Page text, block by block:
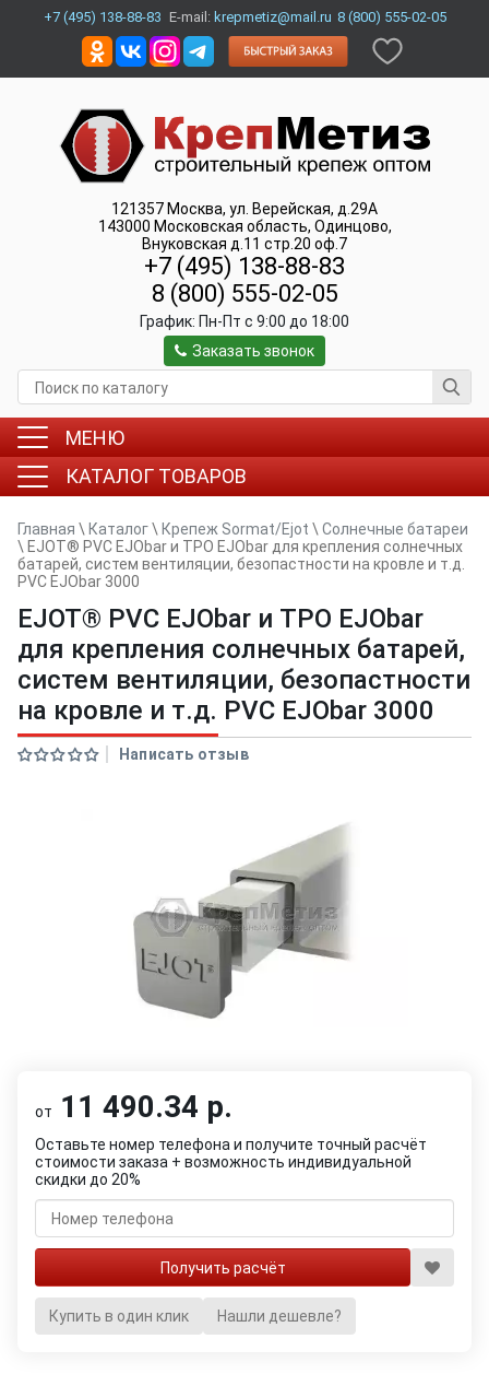
+7 (495) 138-88-83 E-mail: krepmetiz@mail.ru 8 (800) 555-02-05
121357 Москва, ул. Верейская, д.29А
143000 Московская область, Одинцово,
Внуковская д.11 стр.20 оф.7
+7 (495) 138-88-83
8 (800) 555-02-05
График: Пн-Пт c 9:00 до 18:00
Заказать звонок
МЕНЮ
КАТАЛОГ ТОВАРОВ
Главная \ Каталог\ Крепеж Sormat/Ejot \ Солнечные батареи
\ EJOT® PVC EJObar и TPO EJObar для крепления солнечных
батарей, систем вентиляции, безопастности на кровле и т.д.
PVC EJObar 3000
EJOT® PVC EJObar и TPO EJObar
для крепления солнечных батарей,
систем вентиляции, безопастности
на кровле и т.д. PVC EJObar 3000
Написать отзыв
от 11 490.34 р.
Оставьте номер телефона и получите точный расчёт
стоимости заказа + возможность индивидуальной
скидки до 20%
Купить в один клик Нашли дешевле?